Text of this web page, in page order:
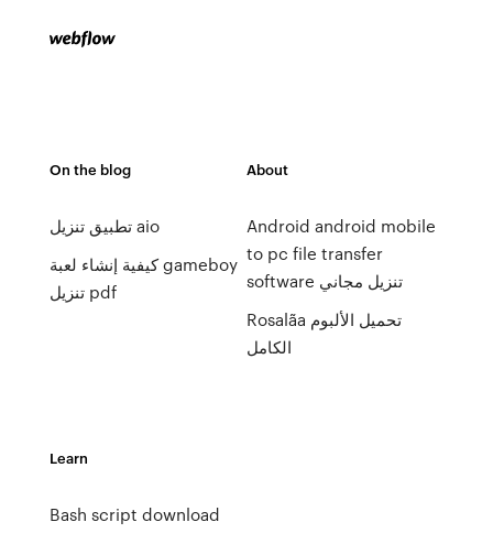
On the blog
تطبيق تنزيل aio
كيفية إنشاء لعبة gameboy
تنزيل pdf
About
Android android mobile
to pc file transfer
software تنزيل مجاني
Rosalãa تحميل الألبوم
الكامل
Learn
Bash script download